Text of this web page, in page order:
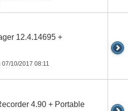
12.4.14695 +
07/10/2017 08:11
4.90 + Portable